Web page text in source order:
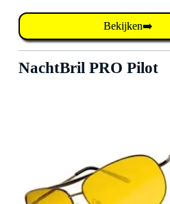
Bekijken➡️
NachtBril PRO Pilot